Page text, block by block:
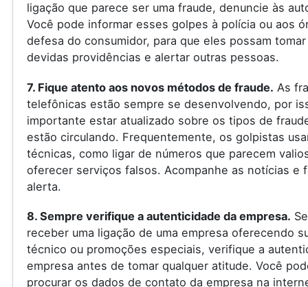
ligação que parece ser uma fraude, denuncie às
Você pode informar esses golpes à polícia ou aos
defesa do consumidor, para que eles possam tomar
devidas providências e alertar outras pessoas.
7. Fique atento aos novos métodos de fraude. As
telefônicas estão sempre se desenvolvendo, por
importante estar atualizado sobre os tipos de
estão circulando. Frequentemente, os golpistas
técnicas, como ligar de números que parecem
oferecer serviços falsos. Acompanhe as notícias e
alerta.
8. Sempre verifique a autenticidade da empresa.
receber uma ligação de uma empresa oferecendo
técnico ou promoções especiais, verifique a
empresa antes de tomar qualquer atitude. Você
procurar os dados de contato da empresa na